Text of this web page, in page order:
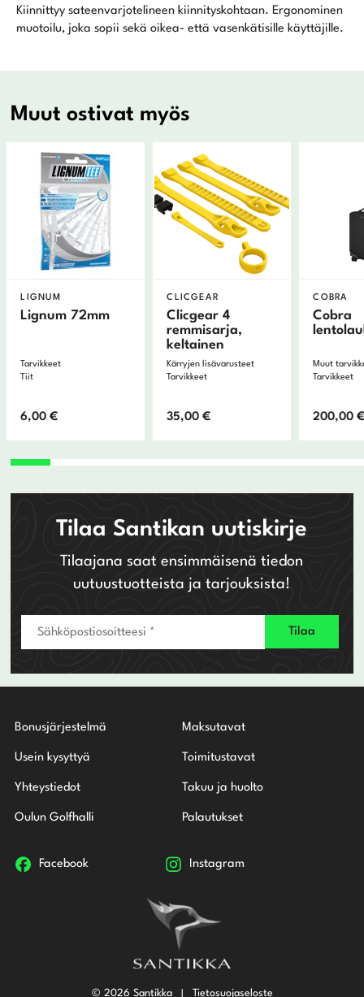
Kiinnittyy sateenvarjotelineen kiinnityskohtaan. Ergonominen
muotoilu, joka sopii sekä oikea- että vasenkätisille käyttäjille.
Muut ostivat myös
LIGNUM
Lignum 72mm
Tarvikkeet
Tiit
6,00€
CLICGEAR
Clicgear 4
remmisarja,
keltainen
Kärryjen lisävarusteet
Tarvikkeet
35,00€
COBRA
Cobra
Muut
Tarvikkeet
200,00
Tilaa Santikan uutiskirje
Tilaajana saat ensimmäisenä tiedon
uutuustuotteista ja tarjouksista!
© 2026 Santikka Tietosuojaseloste
Bonusjärjestelmä
Usein kysyttyä
Yhteystiedot
Oulun Golfhalli
Maksutavat
Toimitustavat
Takuu ja huolto
Palautukset
Facebook Instagram